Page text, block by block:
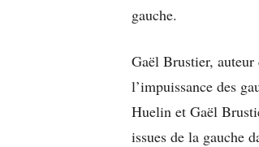
gauche.
Gaël Brustier, auteur
l’impuissance des
Huelin et Gaël
issues de la gauche